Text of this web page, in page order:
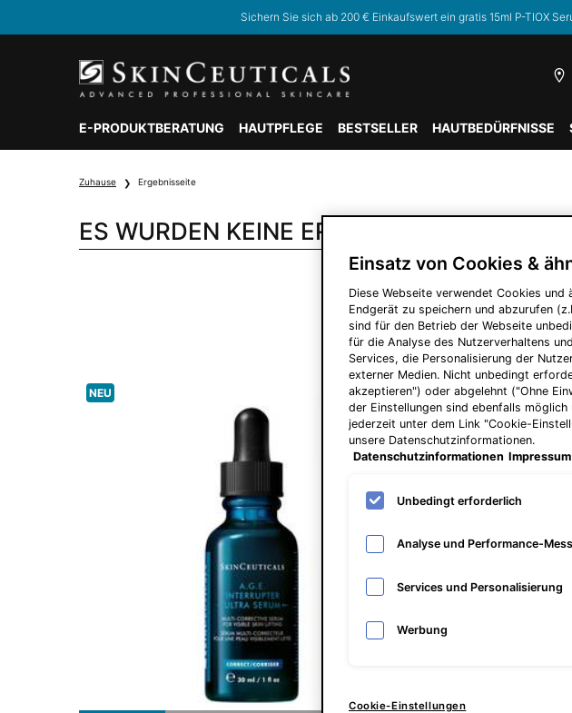
Sichern Sie sich ab 200 € Einkaufswert ein gratis 15ml P-TIOX
E-PRODUKTBERATUNG HAUTPFLEGE BESTSELLER HAUTBEDÜRFNISSE
Zuhause Ergebnisseite
ES WURDEN KEINE ERGEBNISSE GEFUNDEN
SIE
NEU
Einsatz von Cookies &
Diese Webseite verwendet Cookies und
Endgerät zu speichern und abzurufen
sind für den Betrieb der Webseite
für die Analyse des Nutzerverhaltens
Services, die Personalisierung der
externer Medien. Nicht unbedingt
akzeptieren") oder abgelehnt ("Ohne
der Einstellungen sind ebenfalls
jederzeit unter dem Link "Cookie-
unsere Datenschutzinformationen.
Datenschutzinformationen Impressum
Unbedingt erforderlich
Analyse und Performance-
Services und Personalisierung
Werbung
Cookie-Einstellungen